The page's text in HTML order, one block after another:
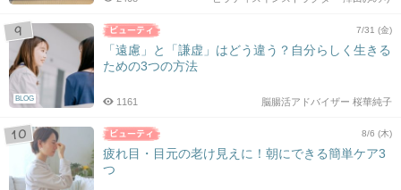
BLOG
7/31 (金)
「遠慮」と「謙虚」はどう違う？自分らしく生きる
ための3つの方法
脳腸活アドバイザー 桜華純子
1161
8/6 (木)
疲れ目・目元の老け見えに！朝にできる簡単ケア3
つ